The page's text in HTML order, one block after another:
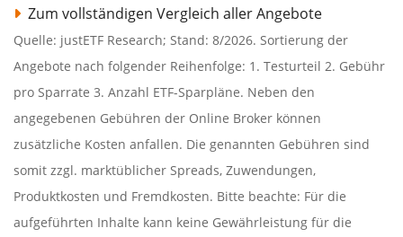
Zum vollständigen Vergleich aller Angebote
Quelle: justETF Research; Stand: 8/2026. Sortierung der
Angebote nach folgender Reihenfolge: 1. Testurteil 2. Gebühr
pro Sparrate 3. Anzahl ETF-Sparpläne. Neben den
angegebenen Gebühren der Online Broker können
zusätzliche Kosten anfallen. Die genannten Gebühren sind
somit zzgl. marktüblicher Spreads, Zuwendungen,
Produktkosten und Fremdkosten. Bitte beachte: Für die
aufgeführten Inhalte kann keine Gewährleistung für die